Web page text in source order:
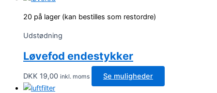
20 på lager (kan bestilles som restordre)
Udstødning
Løvefod endestykker
DKK 19,00 inkl. moms Se muligheder